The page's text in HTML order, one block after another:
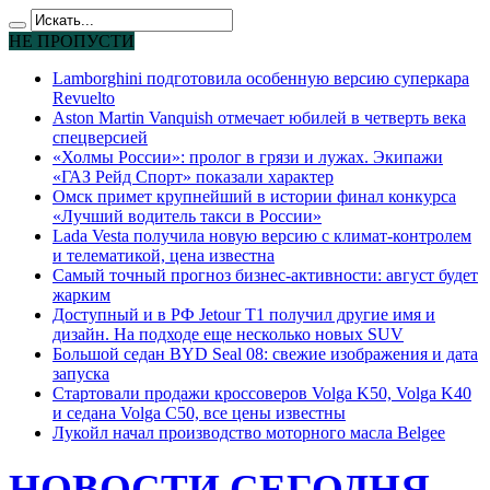
НЕ ПРОПУСТИ
Lamborghini подготовила особенную версию суперкара
Revuelto
Aston Martin Vanquish отмечает юбилей в четверть века
спецверсией
«Холмы России»: пролог в грязи и лужах. Экипажи
«ГАЗ Рейд Спорт» показали характер
Омск примет крупнейший в истории финал конкурса
«Лучший водитель такси в России»
Lada Vesta получила новую версию с климат-контролем
и телематикой, цена известна
Самый точный прогноз бизнес-активности: август будет
жарким
Доступный и в РФ Jetour T1 получил другие имя и
дизайн. На подходе еще несколько новых SUV
Большой седан BYD Seal 08: свежие изображения и дата
запуска
Стартовали продажи кроссоверов Volga K50, Volga K40
и седана Volga C50, все цены известны
Лукойл начал производство моторного масла Belgee